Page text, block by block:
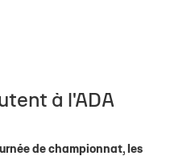
à l'ADA
de championnat, les